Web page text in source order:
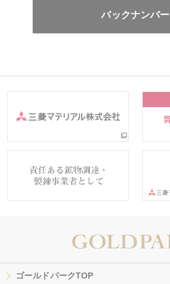
バックナンバー
ゴールドパークTOP